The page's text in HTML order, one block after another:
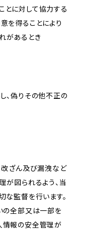
とに対して協力する
を得ることにより
があるとき
、偽りその他不正の
改ざん及び漏洩など
が図られるよう、当
な監督を行います。
の全部又は一部を
情報の安全管理が